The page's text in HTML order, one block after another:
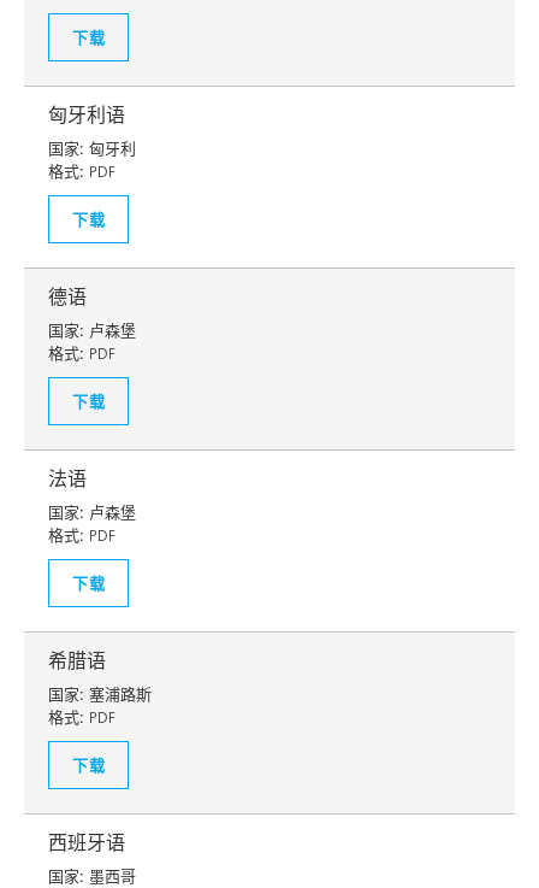
下载
匈牙利语
国家: 匈牙利
格式: PDF
下载
德语
国家: 卢森堡
格式: PDF
下载
法语
国家: 卢森堡
格式: PDF
下载
希腊语
国家: 塞浦路斯
格式: PDF
下载
西班牙语
国家: 墨西哥